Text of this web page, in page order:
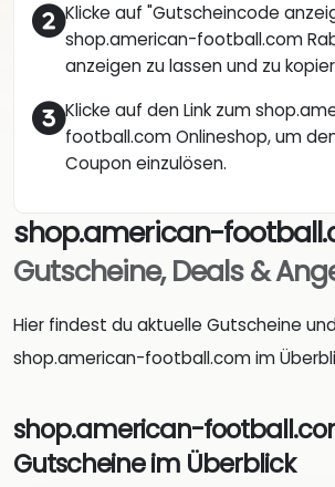
Klicke auf "Gutscheincode
shop.american-football.com
anzeigen zu lassen und zu
Klicke auf den Link zum
football.com Onlineshop, um
Coupon einzulösen.
shop.american-
Gutscheine, Deals &
Hier findest du aktuelle Gutscheine
shop.american-football.com im
shop.american-
Gutscheine im Überblick